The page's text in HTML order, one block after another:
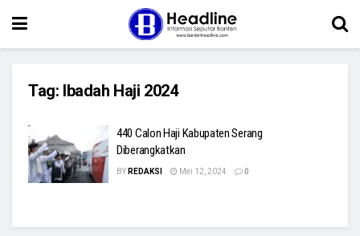
Tag: Ibadah Haji 2024
440 Calon Haji Kabupaten Serang
Diberangkatkan
BY REDAKSI Mei 12, 2024 0